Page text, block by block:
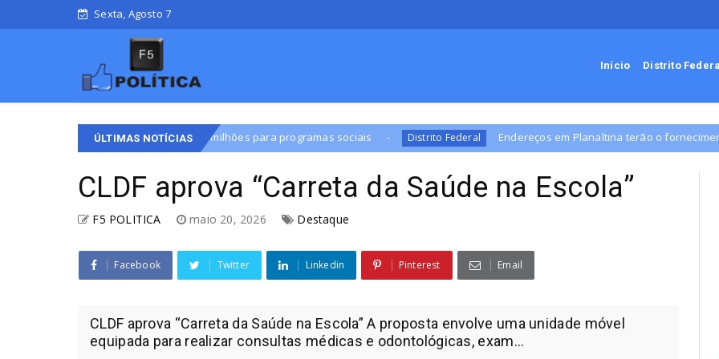
Sexta, Agosto 7
Início Distrito Federal
ÚLTIMAS NOTÍCIAS
R$ 42,1 milhões para programas sociais Distrito Federal Endereços em Planaltina terão o fornecimento de energia
CLDF aprova “Carreta da Saúde na Escola”
F5 POLITICA maio 20, 2026 Destaque
Facebook Twitter Linkedin Pinterest Email
CLDF aprova “Carreta da Saúde na Escola” A proposta envolve uma unidade móvel
equipada para realizar consultas médicas e odontológicas, exam...